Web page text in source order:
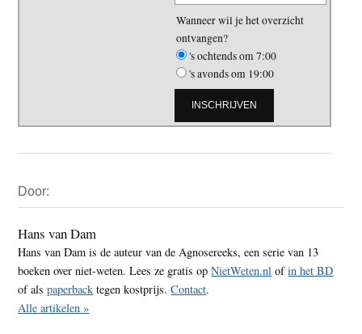
Wanneer wil je het overzicht
ontvangen?
's ochtends om 7:00
's avonds om 19:00
Sidebar
Door:
Hans van Dam
Hans van Dam is de auteur van de Agnosereeks, een serie van 13
boeken over niet-weten. Lees ze gratis opNietWeten.nl ofin het BD
of alspaperback tegen kostprijs.Contact.
Alle artikelen »